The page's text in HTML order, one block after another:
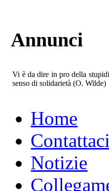
Annunci
Vi è da dire in pro della
senso di solidarietà (O. Wilde)
Home
Contattaci
Notizie